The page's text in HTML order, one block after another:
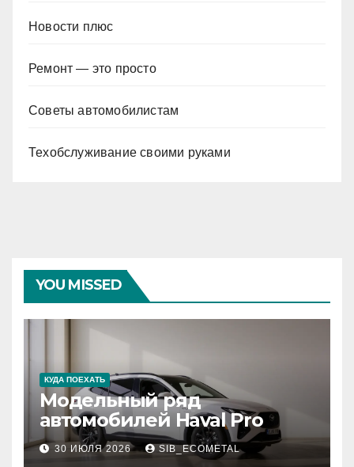
Новости плюс
Ремонт — это просто
Советы автомобилистам
Техобслуживание своими руками
YOU MISSED
КУДА ПОЕХАТЬ
Модельный ряд
автомобилей Haval Pro
30 ИЮЛЯ 2026 SIB_ECOMETAL